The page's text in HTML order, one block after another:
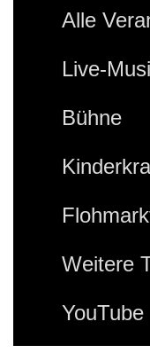
Alle
Live-
Bühne
Weitere
YouTube